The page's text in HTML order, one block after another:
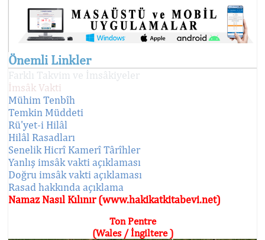
Önemli Linkler
Farklı Takvim ve İmsâkiyeler
İmsâk Vakti
Mühim Tenbîh
Temkin Müddeti
Rü'yet-i Hilâl
Hilâl Rasadları
Senelik Hicrî Kamerî Târîhler
Yanlış imsâk vakti açıklaması
Doğru imsâk vakti açıklaması
Rasad hakkında açıklama
Namaz Nasıl Kılınır (www.hakikatkitabevi.net)
Ton Pentre
(Wales / İngiltere )